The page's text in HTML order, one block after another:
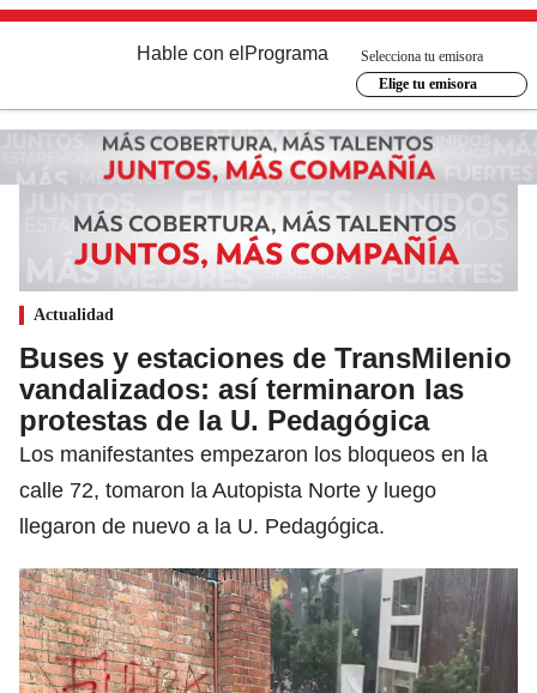
Hable con el Programa
Selecciona tu emisora
Elige tu emisora
Actualidad
Buses y estaciones de TransMilenio
vandalizados: así terminaron las
protestas de la U. Pedagógica
Los manifestantes empezaron los bloqueos en la
calle 72, tomaron la Autopista Norte y luego
llegaron de nuevo a la U. Pedagógica.